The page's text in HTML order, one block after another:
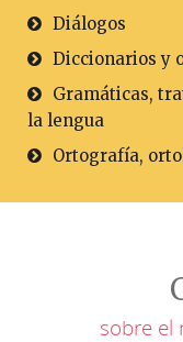
Diálogos
Diccionarios y
Gramáticas,
la lengua
Ortografía,
sobre el